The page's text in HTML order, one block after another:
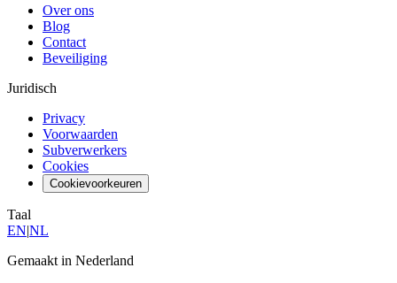
Over ons
Blog
Contact
Beveiliging
Juridisch
Privacy
Voorwaarden
Subverwerkers
Cookies
Cookievoorkeuren
Taal
EN|NL
Gemaakt in Nederland